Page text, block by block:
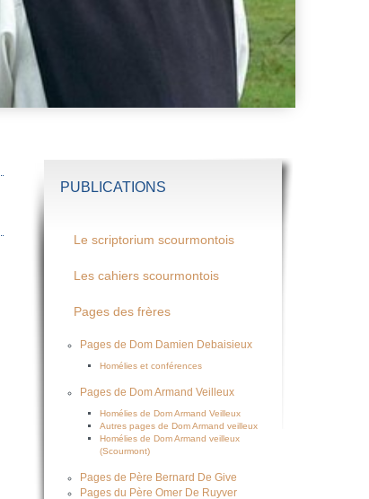
PUBLICATIONS
Le scriptorium scourmontois
Les cahiers scourmontois
Pages des frères
Pages de Dom Damien Debaisieux
Homélies et conférences
Pages de Dom Armand Veilleux
Homélies de Dom Armand Veilleux
Autres pages de Dom Armand veilleux
Homélies de Dom Armand veilleux
(Scourmont)
Pages de Père Bernard De Give
Pages du Père Omer De Ruyver